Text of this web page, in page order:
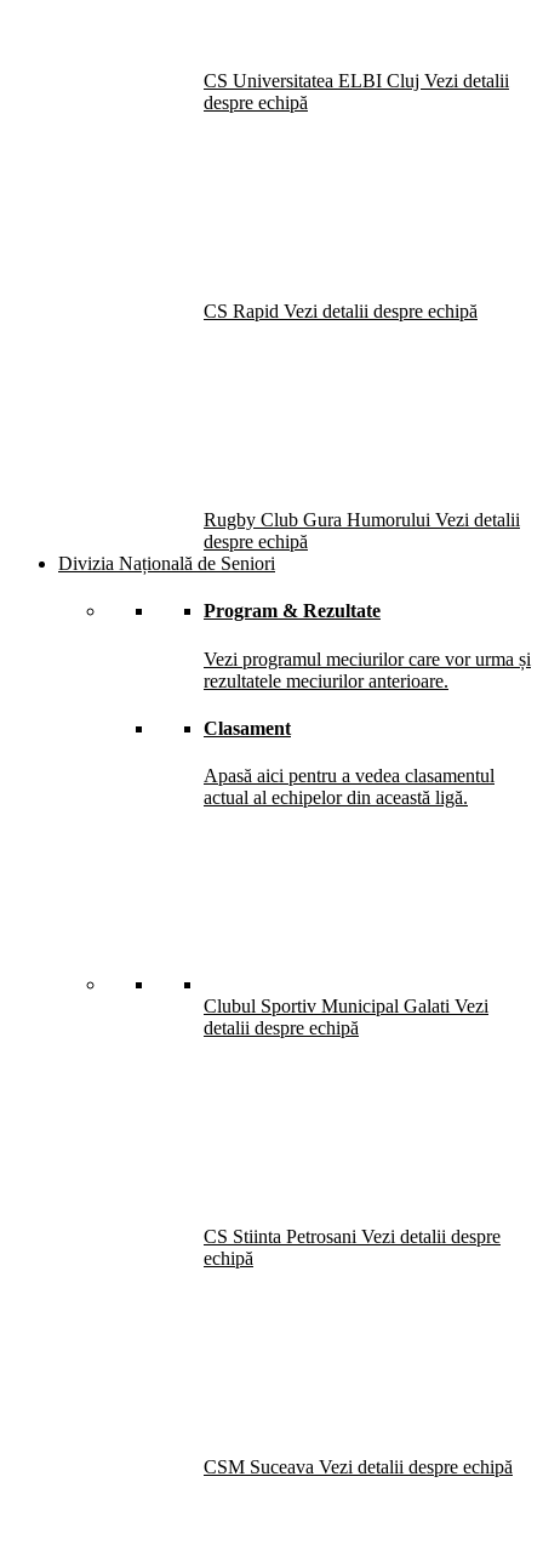
CS Universitatea ELBI Cluj Vezi detalii
despre echipă
CS Rapid Vezi detalii despre echipă
Rugby Club Gura Humorului Vezi detalii
despre echipă
Divizia Națională de Seniori
Program & Rezultate
Vezi programul meciurilor care vor urma și
rezultatele meciurilor anterioare.
Clasament
Apasă aici pentru a vedea clasamentul
actual al echipelor din această ligă.
Clubul Sportiv Municipal Galati Vezi
detalii despre echipă
CS Stiinta Petrosani Vezi detalii despre
echipă
CSM Suceava Vezi detalii despre echipă